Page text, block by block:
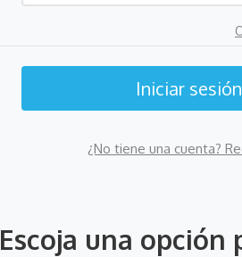
Escoja una opción
¿No tiene una cuenta?